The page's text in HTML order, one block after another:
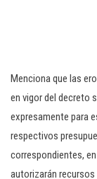
Menciona que las
en vigor del decreto
expresamente para
respectivos
correspondientes,
autorizarán